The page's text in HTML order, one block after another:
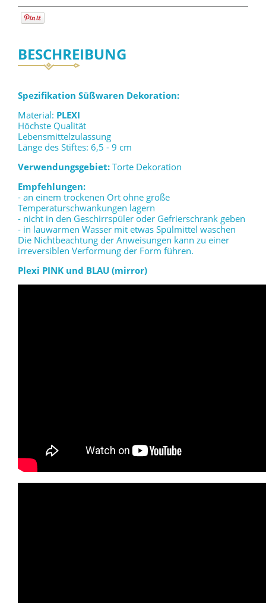
BESCHREIBUNG
Spezifikation Süßwaren Dekoration:
Material: PLEXI
Höchste Qualität
Lebensmittelzulassung
Länge des Stiftes: 6,5 - 9 cm
Verwendungsgebiet: Torte Dekoration
Empfehlungen:
- an einem trockenen Ort ohne große
Temperaturschwankungen lagern
- nicht in den Geschirrspüler oder Gefrierschrank geben
- in lauwarmen Wasser mit etwas Spülmittel waschen
Die Nichtbeachtung der Anweisungen kann zu einer
irreversiblen Verformung der Form führen.
Plexi PINK und BLAU (mirror)